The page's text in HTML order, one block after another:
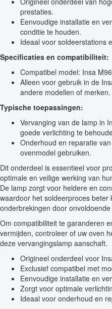
prestaties.
Eenvoudige installatie en
conditie te houden.
Ideaal voor soldeerstations
Specificaties en compatibiliteit:
Compatibel model: Insa
Alleen voor gebruik in de
andere modellen of merken.
Typische toepassingen:
Vervanging van de lamp in
goede verlichting te
Onderhoud en reparatie
ovenmodel gebruiken.
Dit onderdeel is essentieel voor
optimale en veilige werking van
De lamp zorgt voor heldere en
waardoor het soldeerproces
onderbrekingen door
Om compatibiliteit te garanderen
vermijden, controleer of uw oven
deze vervangingslamp aanschaft.
Origineel onderdeel voor
Exclusief compatibel met
Eenvoudige installatie en
Zorgt voor optimale
Ideaal voor onderhoud en